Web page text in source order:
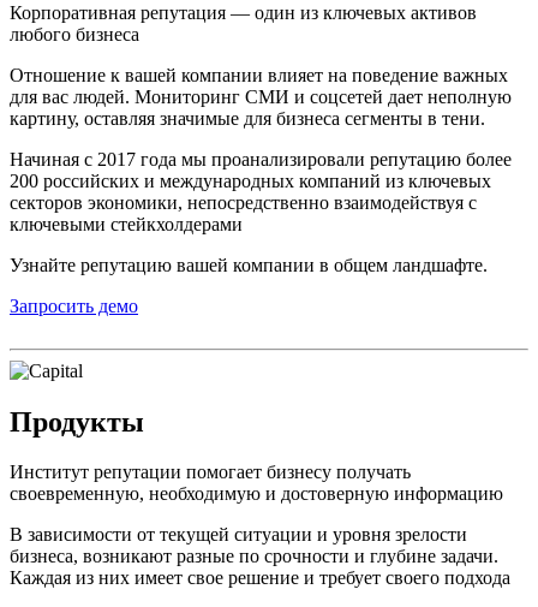
Корпоративная репутация — один из ключевых активов
любого бизнеса
Отношение к вашей компании влияет на поведение важных
для вас людей. Мониторинг СМИ и соцсетей дает неполную
картину, оставляя значимые для бизнеса сегменты в тени.
Начиная с 2017 года мы проанализировали репутацию более
200 российских и международных компаний из ключевых
секторов экономики, непосредственно взаимодействуя с
ключевыми стейкхолдерами
Узнайте репутацию вашей компании в общем ландшафте.
Запросить демо
Продукты
Институт репутации помогает бизнесу получать
своевременную, необходимую и достоверную информацию
В зависимости от текущей ситуации и уровня зрелости
бизнеса, возникают разные по срочности и глубине задачи.
Каждая из них имеет свое решение и требует своего подхода